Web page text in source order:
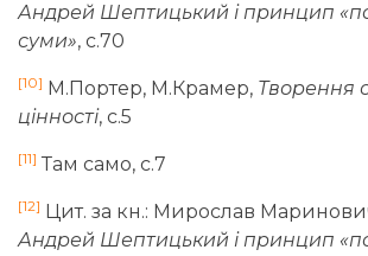
Андрей Шептицький і принцип
суми», с.70
[10] М.Портер, М.Крамер, Творення
цінності, с.5
[11] Там само, с.7
[12] Цит. за кн.: Мирослав
Андрей Шептицький і принцип